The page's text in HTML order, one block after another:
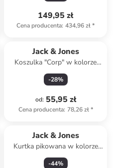
149,95 zł
Cena producenta: 434,96 zł*
Jack & Jones
Koszulka "Corp" w kolorze
błękitnym
-28%
od: 55,95 zł
Cena producenta: 78,26 zł*
Jack & Jones
Kurtka pikowana w kolorze
czarnym
-44%